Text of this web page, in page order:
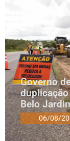
Governo
duplicação
Belo
06/08/